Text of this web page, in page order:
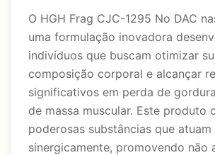
O HGH Frag CJC-1295 No DAC
uma formulação inovadora
indivíduos que buscam otimizar
composição corporal e alcançar
significativos em perda de
de massa muscular. Este produto
poderosas substâncias que atuam
sinergicamente, promovendo não